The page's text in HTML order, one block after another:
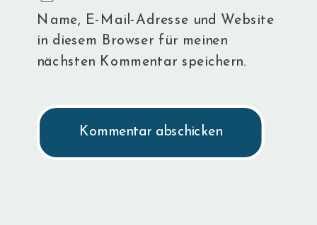
Name, E-Mail-Adresse und Website
in diesem Browser für meinen
nächsten Kommentar speichern.